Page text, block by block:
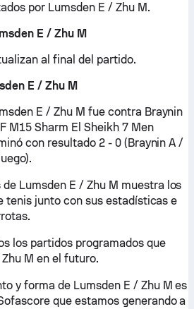
por Lumsden E / Zhu M.
E / Zhu M
al final del partido.
E / Zhu M
E / Zhu M fue contra Braynin
M15 Sharm El Sheikh 7 Men
con resultado 2 - 0 (Braynin A /
Lumsden E / Zhu M muestra los
tenis junto con sus estadísticas e
los partidos programados que
M en el futuro.
y forma de Lumsden E / Zhu M es
que estamos generando a